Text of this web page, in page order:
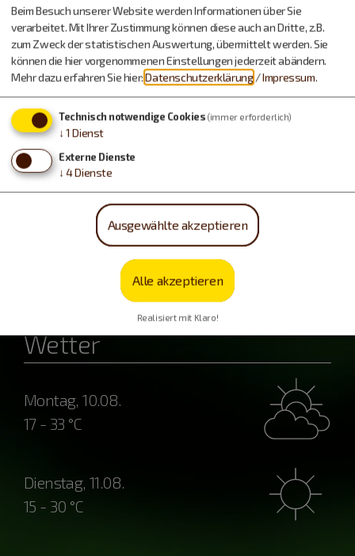
Essen & Trinken
Wetter
Montag, 10.08.
17 - 33 °C
Dienstag, 11.08.
15 - 30 °C
Beim Besuch unserer Website werden Informationen über Sie
verarbeitet. Mit Ihrer Zustimmung können diese auch an Dritte, z.B.
zum Zweck der statistischen Auswertung, übermittelt werden. Sie
können die hier vorgenommenen Einstellungen jederzeit abändern.
Mehr dazu erfahren Sie hier:Datenschutzerklärung /Impressum.
Technisch notwendige Cookies (immer erforderlich)
↓ 1 Dienst
Externe Dienste
↓ 4Dienste
Ausgewählte akzeptieren
Alle akzeptieren
Realisiert mit Klaro!